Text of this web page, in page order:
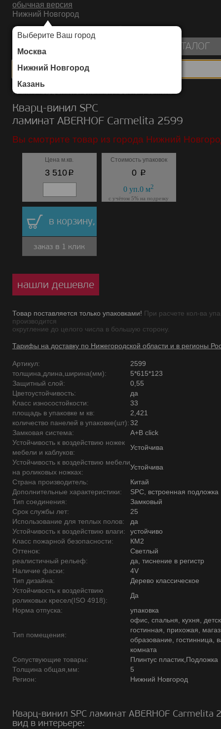
обычная версия
Нижний Новгород
Выберите Ваш город
Москва
Нижний Новгород
Казань
ИНТЕРНЕТ-МАГАЗИН НАПОЛЬНЫХ ПОКРЫТИЙ
КАТАЛОГ
Каталог/Кварц-винил SPC ламинат/ABERHOF/Carmelita
Кварц-винил SPC
ламинат ABERHOF Carmelita 2599
Вы смотрите товар из города Нижний
Цена м.кв.
3 510p
Стоимость упаковок
0 p
0 уп.0 м2
с учётом 5% на подрезку
в корзину,
заказ в 1 клик
нашли дешевле
Товар поставляется только упаковками! При расчете кол-ва
производится
округление до целого числа в большую сторону.
Тарифы на доставку по Нижегородской области и в регионы
Артикул:
2599
толщина,длина,ширина(мм):
5*615*123
Защитный слой:
0,55
Цветоустойчивость:
да
Класс износостойкости:
33
площадь в упаковке м кв:
2,421
количество панелей в упаковке(шт):32
Замковая система:
A+B click
Устойчивость к воздействию ножек
мебели и каблуков:
Устойчива
Устойчивость к воздействию мебели
на роликовых ножках:
Устойчива
Страна производитель:
Китай
Дополнительные характеристики:
SPC, встроенная подложка
Тип соединения:
Замковый
Срок службы лет:
25
Использование для теплых полов:
да
Устойчивость к воздействию влаги:
устойчиво
Класс пожарной безопасности:
КМ2
Оттенок:
Светлый
реалистичный рельеф:
да, тиснение в регистр
Наличие фаски:
4V
Тип дизайна:
Дерево классическое
Устойчивость к воздействию
роликовых кресел(ISO 4918):
Да
Норма отпуска:
упаковка
Тип помещения:
офис, спальня, кухня,
гостинная, прихожая,
образование, гостинница,
комната
Сопуствующие товары:
Плинтус пластик,Подложка
Толщина общая,мм:
5
Регион:
Нижний Новгород
Кварц-винил SPC ламинат ABERHOF Carmelita
вид в интерьере: